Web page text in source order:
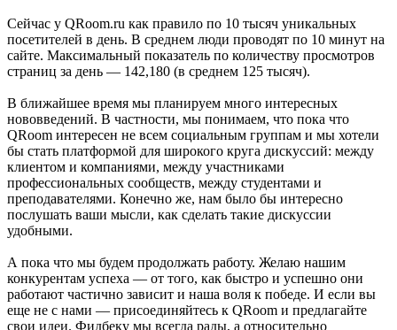
Сейчас у QRoom.ru как правило по 10 тысяч уникальных
посетителей в день. В среднем люди проводят по 10 минут на
сайте. Максимальный показатель по количеству просмотров
страниц за день — 142,180 (в среднем 125 тысяч).
В ближайшее время мы планируем много интересных
нововведений. В частности, мы понимаем, что пока что
QRoom интересен не всем социальным группам и мы хотели
бы стать платформой для широкого круга дискуссий: между
клиентом и компаниями, между участниками
профессиональных сообществ, между студентами и
преподавателями. Конечно же, нам было бы интересно
послушать ваши мысли, как сделать такие дискуссии
удобными.
А пока что мы будем продолжать работу. Желаю нашим
конкурентам успеха — от того, как быстро и успешно они
работают частично зависит и наша воля к победе. И если вы
еще не с нами — присоединяйтесь к QRoom и предлагайте
свои идеи. Фидбеку мы всегда рады, а относительно